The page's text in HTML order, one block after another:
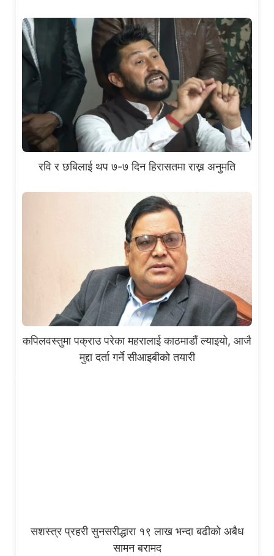
रवि र छबिलाई थप ७-७ दिन हिरासतमा राख्न अनुमति
कपिलवस्तुमा पक्राउ परेका महरालाई काठमाडौं ल्याइयो, आजै
मुद्दा दर्ता गर्ने सीआइबीको तयारी
सशस्त्र प्रहरी सुनसरीद्धारा १९ लाख भन्दा बढीको अबैध
सामन बरामद